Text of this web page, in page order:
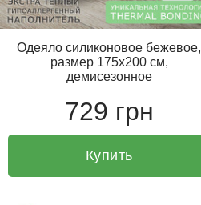
Одеяло силиконовое бежевое,
размер 175х200 см,
демисезонное
729 грн
Купить